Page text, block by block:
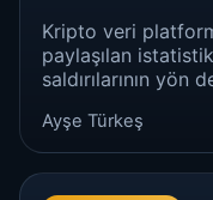
Kripto veri
paylaşılan
saldırılarının
Ayşe Türkeş